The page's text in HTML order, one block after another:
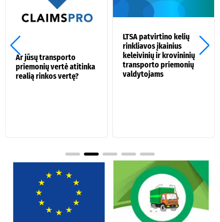
Ar jūsų transporto
priemonių vertė atitinka
realią rinkos vertę?
LTSA patvirtino kelių
rinkliavos įkainius
keleivinių ir krovininių
transporto priemonių
valdytojams